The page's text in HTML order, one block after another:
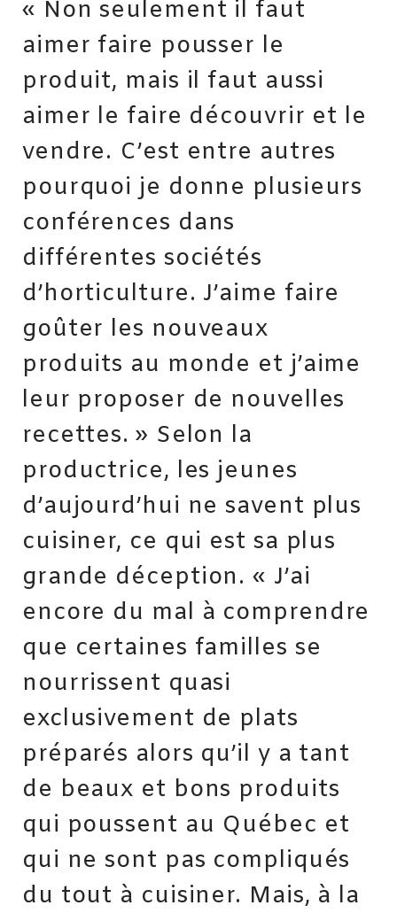
« Non seulement il faut
aimer faire pousser le
produit, mais il faut aussi
aimer le faire découvrir et le
vendre. C’est entre autres
pourquoi je donne plusieurs
conférences dans
différentes sociétés
d’horticulture. J’aime faire
goûter les nouveaux
produits au monde et j’aime
leur proposer de nouvelles
recettes. » Selon la
productrice, les jeunes
d’aujourd’hui ne savent plus
cuisiner, ce qui est sa plus
grande déception. « J’ai
encore du mal à comprendre
que certaines familles se
nourrissent quasi
exclusivement de plats
préparés alors qu’il y a tant
de beaux et bons produits
qui poussent au Québec et
qui ne sont pas compliqués
du tout à cuisiner. Mais, à la